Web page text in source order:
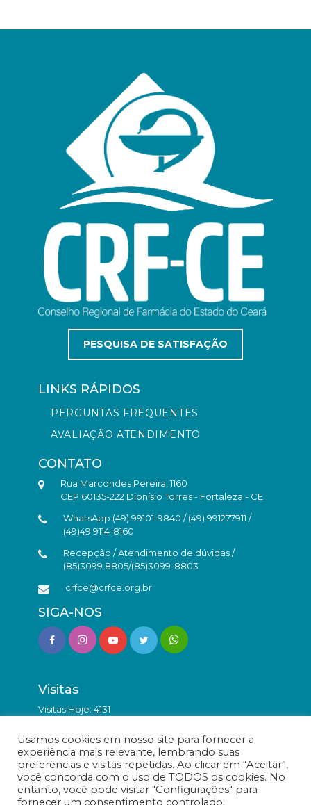
PESQUISA DE SATISFAÇÃO
LINKS RÁPIDOS
PERGUNTAS FREQUENTES
AVALIAÇÃO ATENDIMENTO
CONTATO
Rua Marcondes Pereira, 1160
CEP 60135-222 Dionísio Torres - Fortaleza - CE
WhatsApp (49) 99101-9840 / (49) 991277911 /
(49)49 9114-8160
Recepção / Atendimento de dúvidas /
(85)3099.8805/(85)3099-8803
crfce@crfce.org.br
SIGA-NOS
Visitas
Visitas Hoje: 4131
Usamos cookies em nosso site para fornecer a
experiência mais relevante, lembrando suas
preferências e visitas repetidas. Ao clicar em “Aceitar”,
você concorda com o uso de TODOS os cookies. No
entanto, você pode visitar "Configurações" para
fornecer um consentimento controlado.